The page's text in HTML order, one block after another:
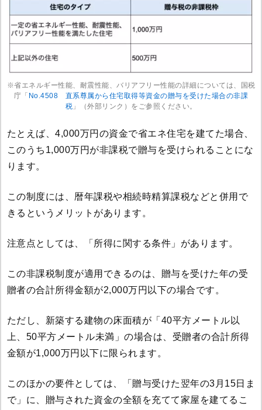
※省エネルギー性能、耐震性能、バリアフリー性能の詳細については、国税
庁「 No.4508 直系尊属から住宅取得等資金の贈与を受けた場合の非課
税 」（外部リンク）をご参照ください。
たとえば、4,000万円の資金で省エネ住宅を建てた場合、
このうち1,000万円が非課税で贈与を受けられることにな
ります。
この制度には、暦年課税や相続時精算課税などと併用で
きるというメリットがあります。
注意点としては、「所得に関する条件」があります。
この非課税制度が適用できるのは、贈与を受けた年の受
贈者の合計所得金額が2,000万円以下の場合です。
ただし、新築する建物の床面積が「40平方メートル以
上、50平方メートル未満」の場合は、受贈者の合計所得
金額が1,000万円以下に限られます。
このほかの要件としては、「贈与受けた翌年の3月15日ま
で」に、贈与された資金の全額を充てて家屋を建てるこ